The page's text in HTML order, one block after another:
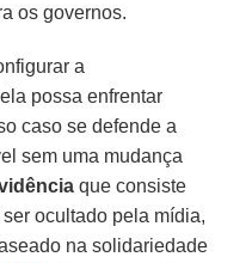
os governos.
a
possa enfrentar
caso se defende a
sem uma mudança
que consiste
ocultado pela mídia,
na solidariedade